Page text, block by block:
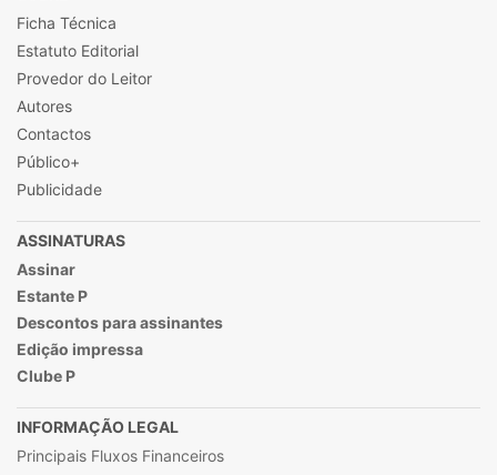
Ficha Técnica
Estatuto Editorial
Provedor do Leitor
Autores
Contactos
Público+
Publicidade
ASSINATURAS
Assinar
Estante P
Descontos para assinantes
Edição impressa
Clube P
INFORMAÇÃO LEGAL
Principais Fluxos Financeiros